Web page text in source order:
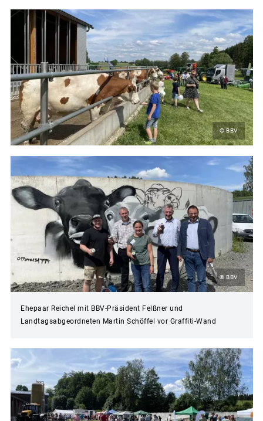
© BBV
© BBV
Ehepaar Reichel mit BBV-Präsident Felßner und
Landtagsabgeordneten Martin Schöffel vor Graffiti-Wand